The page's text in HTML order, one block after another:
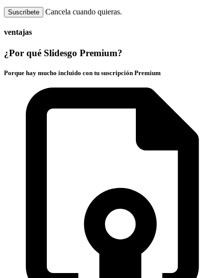
Suscríbete Cancela cuando quieras.
ventajas
¿Por qué Slidesgo Premium?
Porque hay mucho incluido con tu suscripción Premium